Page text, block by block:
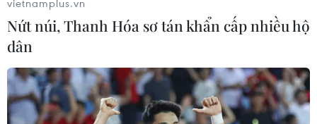
Nứt núi, Thanh Hóa sơ tán khẩn cấp nhiều hộ
dân